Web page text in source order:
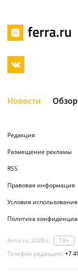
Новости
Редакция
Размещение рекламы
RSS
Правовая информация
Условия использования
Политика
ferra.ru, 2026 г.
18+
Телефон редакции: +7